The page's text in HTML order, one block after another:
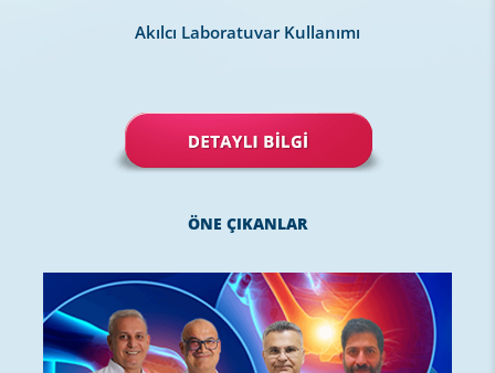
Akılcı Laboratuvar Kullanımı
ÖNE ÇIKANLAR